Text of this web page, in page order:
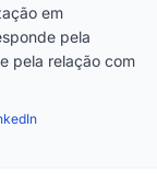
em
pela
pela relação com